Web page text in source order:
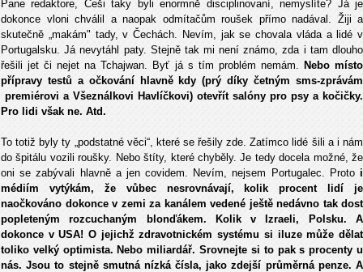
Pane redaktore, Češi taky byli enormně disciplinovaní, nemyslíte? Já je
dokonce vloni chválil a naopak odmítačům roušek přímo nadával. Žiji a
skutečně „makám" tady, v Čechách. Nevím, jak se chovala vláda a lidé v
Portugalsku. Já nevytáhl paty. Stejně tak mi není známo, zda i tam dlouho
řešili jet či nejet na Tchajwan. Byť já s tím problém nemám. Nebo místo
přípravy testů a očkování hlavně kdy (prý díky četným sms-zprávám
premiérovi a Všeználkovi Havlíčkovi) otevřít salóny pro psy a kočičky.
Pro lidi však ne. Atd.
To totiž byly ty „podstatné věci“, které se řešily zde. Zatímco lidé šili a i nám
do špitálu vozili roušky. Nebo štíty, které chyběly. Je tedy docela možné, že
oni se zabývali hlavně a jen covidem. Nevím, nejsem Portugalec. Protoi
médiím vytýkám, že vůbec nesrovnávají, kolik procent lidí je
naočkováno dokonce v zemi za kanálem vedené ještě nedávno tak dost
popleteným rozcuchaným blonďákem. Kolik v Izraeli, Polsku. A
dokonce v USA! O jejichž zdravotnickém systému si iluze může dělat
toliko velký optimista. Nebo miliardář. Srovnejte si to pak s procenty u
nás. Jsou to stejně smutná nízká čísla, jako zdejší průměrná penze. A